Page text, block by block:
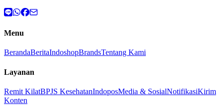
Menu
BerandaBeritaIndoshopBrandsTentang Kami
Layanan
Remit KilatBPJS KesehatanIndoposMedia & SosialNotifikasiKirim
Konten